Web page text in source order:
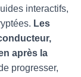
interactifs,
Les
après la
progresser,